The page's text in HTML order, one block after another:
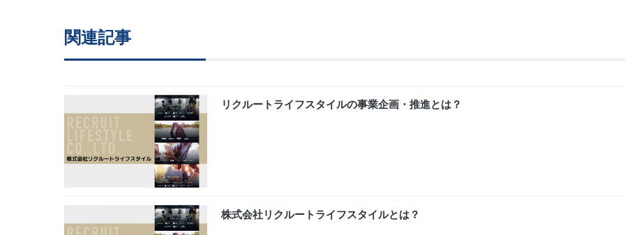
関連記事
リクルートライフスタイルの事業企画・推進とは？
株式会社リクルートライフスタイルとは？